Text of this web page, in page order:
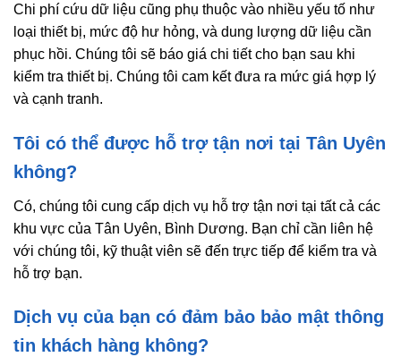
Chi phí cứu dữ liệu cũng phụ thuộc vào nhiều yếu tố như
loại thiết bị, mức độ hư hỏng, và dung lượng dữ liệu cần
phục hồi. Chúng tôi sẽ báo giá chi tiết cho bạn sau khi
kiểm tra thiết bị. Chúng tôi cam kết đưa ra mức giá hợp lý
và cạnh tranh.
Tôi có thể được hỗ trợ tận nơi tại Tân Uyên
không?
Có, chúng tôi cung cấp dịch vụ hỗ trợ tận nơi tại tất cả các
khu vực của Tân Uyên, Bình Dương. Bạn chỉ cần liên hệ
với chúng tôi, kỹ thuật viên sẽ đến trực tiếp để kiểm tra và
hỗ trợ bạn.
Dịch vụ của bạn có đảm bảo bảo mật thông
tin khách hàng không?